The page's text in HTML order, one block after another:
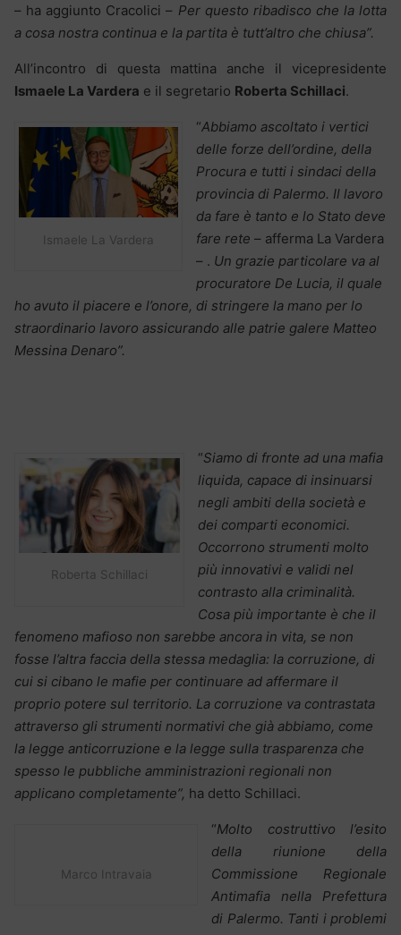
– ha aggiunto Cracolici – Per questo ribadisco che la lotta
a cosa nostra continua e la partita è tutt’altro che chiusa”.
All’incontro di questa mattina anche il vicepresidente
Ismaele La Vardera e il segretario Roberta Schillaci.
Ismaele La Vardera
“Abbiamo ascoltato i vertici
delle forze dell’ordine, della
Procura e tutti i sindaci della
provincia di Palermo. Il lavoro
da fare è tanto e lo Stato deve
fare rete – afferma La Vardera
– . Un grazie particolare va al
procuratore De Lucia, il quale
ho avuto il piacere e l’onore, di stringere la mano per lo
straordinario lavoro assicurando alle patrie galere Matteo
Messina Denaro”.
Roberta Schillaci
“Siamo di fronte ad una mafia
liquida, capace di insinuarsi
negli ambiti della società e
dei comparti economici.
Occorrono strumenti molto
più innovativi e validi nel
contrasto alla criminalità.
Cosa più importante è che il
fenomeno mafioso non sarebbe ancora in vita, se non
fosse l’altra faccia della stessa medaglia: la corruzione, di
cui si cibano le mafie per continuare ad affermare il
proprio potere sul territorio. La corruzione va contrastata
attraverso gli strumenti normativi che già abbiamo, come
la legge anticorruzione e la legge sulla trasparenza che
spesso le pubbliche amministrazioni regionali non
applicano completamente”, ha detto Schillaci.
Marco Intravaia
“Molto costruttivo l’esito
della riunione della
Commissione Regionale
Antimafia nella Prefettura
di Palermo. Tanti i problemi